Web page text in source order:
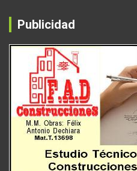
Publicidad